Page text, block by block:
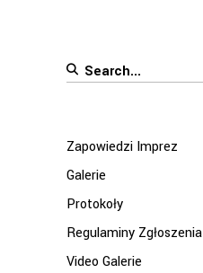
Search
Zapowiedzi Imprez
Galerie
Protokoły
Regulaminy Zgłoszenia
Video Galerie